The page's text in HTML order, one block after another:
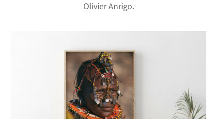
Olivier Anrigo.